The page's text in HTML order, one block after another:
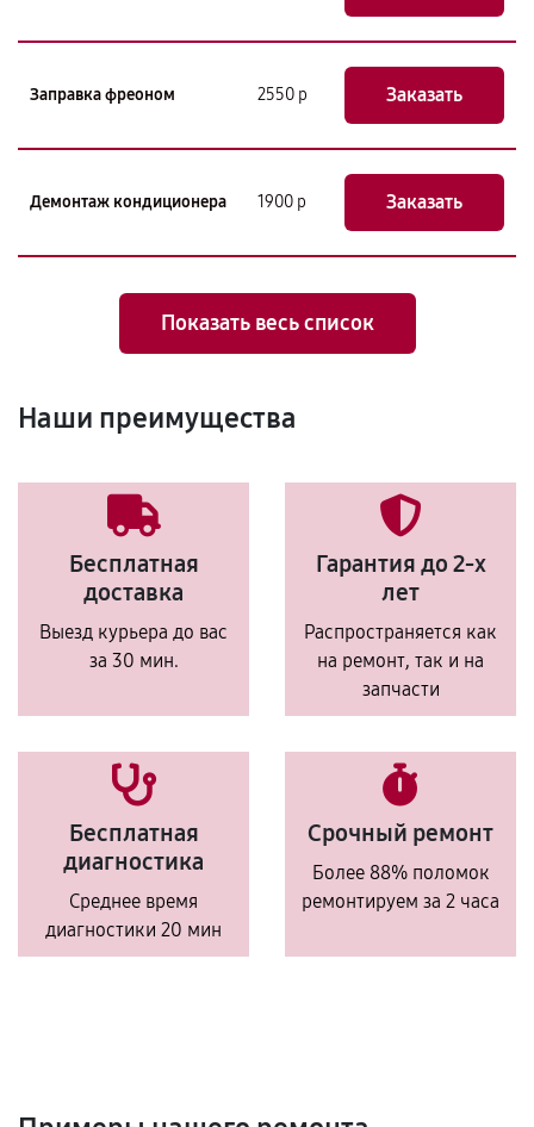
Заправка фреоном 2550 р Заказать
Демонтаж кондиционера 1900 р Заказать
Показать весь список
Наши преимущества
Бесплатная
доставка
Выезд курьера до вас
за 30 мин.
Гарантия до 2-х
лет
Распространяется как
на ремонт, так и на
запчасти
Бесплатная
диагностика
Среднее время
диагностики 20 мин
Срочный ремонт
Более 88% поломок
ремонтируем за 2 часа